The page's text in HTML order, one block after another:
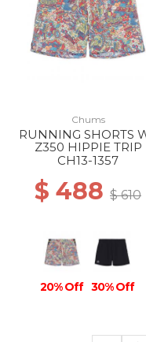
Chums
RUNNING SHORTS
Z350 HIPPIE TRIP
CH13-1357
$ 488 $ 610
20% Off 30% Off